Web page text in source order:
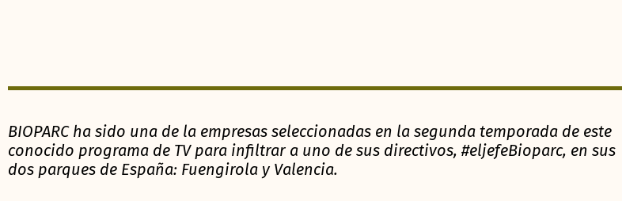
BIOPARC ha sido una de la empresas seleccionadas en la segunda temporada de este
conocido programa de TV para infiltrar a uno de sus directivos, #eljefeBioparc, en sus
dos parques de España: Fuengirola y Valencia.